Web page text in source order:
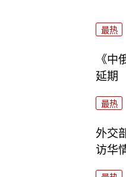
最热
《中
延期
最热
外交
访华